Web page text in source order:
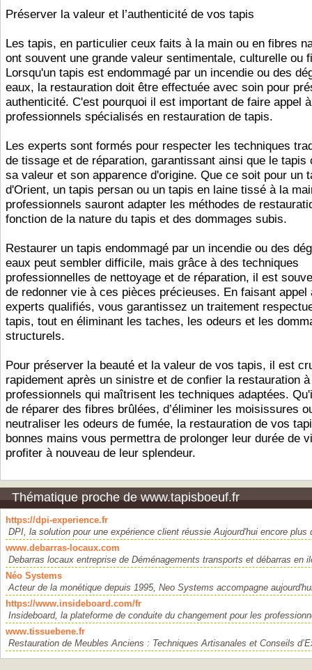
Préserver la valeur et l’authenticité de vos tapis
Les tapis, en particulier ceux faits à la main ou en fibres
ont souvent une grande valeur sentimentale, culturelle ou
Lorsqu'un tapis est endommagé par un incendie ou des
eaux, la restauration doit être effectuée avec soin pour
authenticité. C'est pourquoi il est important de faire appel
professionnels spécialisés en restauration de tapis.
Les experts sont formés pour respecter les techniques
de tissage et de réparation, garantissant ainsi que le tapis
sa valeur et son apparence d'origine. Que ce soit pour un
d'Orient, un tapis persan ou un tapis en laine tissé à la
professionnels sauront adapter les méthodes de
fonction de la nature du tapis et des dommages subis.
Restaurer un tapis endommagé par un incendie ou des
eaux peut sembler difficile, mais grâce à des techniques
professionnelles de nettoyage et de réparation, il est
de redonner vie à ces pièces précieuses. En faisant appel
experts qualifiés, vous garantissez un traitement
tapis, tout en éliminant les taches, les odeurs et les
structurels.
Pour préserver la beauté et la valeur de vos tapis, il est
rapidement après un sinistre et de confier la restauration
professionnels qui maîtrisent les techniques adaptées.
de réparer des fibres brûlées, d’éliminer les moisissures
neutraliser les odeurs de fumée, la restauration de vos
bonnes mains vous permettra de prolonger leur durée de
profiter à nouveau de leur splendeur.
Thématique proche de www.tapisboeuf.fr
https://dpi-experience.fr
DPI, la solution pour une expérience client réussie Aujourd'hui encore plus
www.debarras-locaux.com
Debarras locaux entreprise de Déménagements transports et débarras en
Néo Systems
Acteur de la monétique depuis 1995, Neo Systems accompagne
https://www.insideboard.com/fr
Insideboard, la plateforme de conduite du changement pour les
www.tissuebene.fr
Restauration de Meubles Anciens : Techniques Artisanales et Conseils